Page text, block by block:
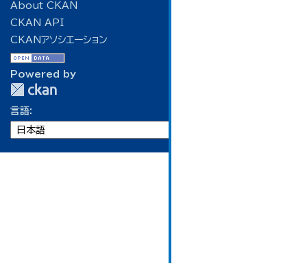
About CKAN
CKAN API
CKANアソシエーション
Powered by
言語